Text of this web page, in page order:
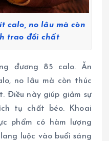
calo, no lâu mà còn
trao đổi chất
đương 85 calo. Ăn
no lâu mà còn thúc
Điều này giúp giảm sự
tụ chất béo. Khoai
phẩm có hàm lượng
luộc vào buổi sáng